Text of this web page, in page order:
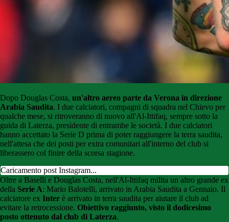
Dopo Douglas Costa, un'altro aereo parte da Verona in direzione
Arabia Saudita. I due calciatori, compagni di squadra nel Chievo per
qualche mese, si ritroveranno di nuovo all'Al-Ittifaq, sempre sotto la
guida di Laterza, presidente di entrambe le società. I due calciatori
hanno accettato la Serie D prima di poter raggiungere la terra saudita,
nell'attesa che dei posti per extra comunitari all'interno del club si
liberassero col finire della scorsa stagione.
Caricamento post Instagram...
Oltre a Baselli e Douglas Costa, nell'Al-Ittifaq milita un altro grande ex
della Serie A: Mario Balotelli, arrivato in Arabia Saudita a Gennaio. Il
calciatore ex Inter è arrivato in terra saudita per aiutare il club ad
evitare la retrocessione. Obiettivo raggiunto, visto il dodicesimo
posto ottenuto dal club di Laterza.